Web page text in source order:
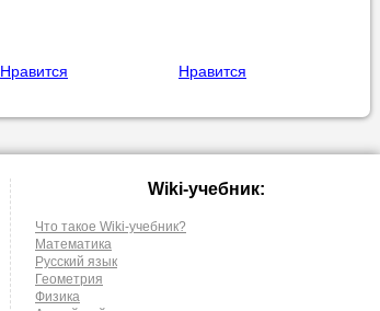
Нравится
Нравится
Wiki-учебник:
Что такое Wiki-учебник?
Математика
Русский язык
Геометрия
Физика